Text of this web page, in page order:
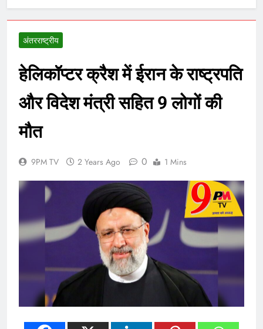
अंतरराष्ट्रीय
हेलिकॉप्टर क्रैश में ईरान के राष्ट्रपति
और विदेश मंत्री सहित 9 लोगों की
मौत
9PM TV 2 Years Ago 0 1 Mins